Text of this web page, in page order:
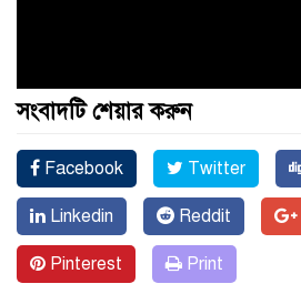
সংবাদটি শেয়ার করুন
Facebook Twitter
Linkedin Reddit
Pinterest Print